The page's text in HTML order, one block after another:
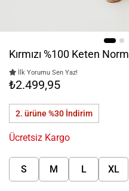
Kırmızı %100 Keten
İlk Yorumu Sen Yaz!
₺2.499,95
2. ürüne %30 İndirim
Ücretsiz Kargo
S M L XL